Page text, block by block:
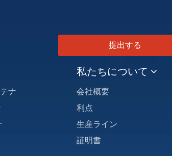
提出する
ナ
私たちについて
会社概要
利点
生産ライン
証明書